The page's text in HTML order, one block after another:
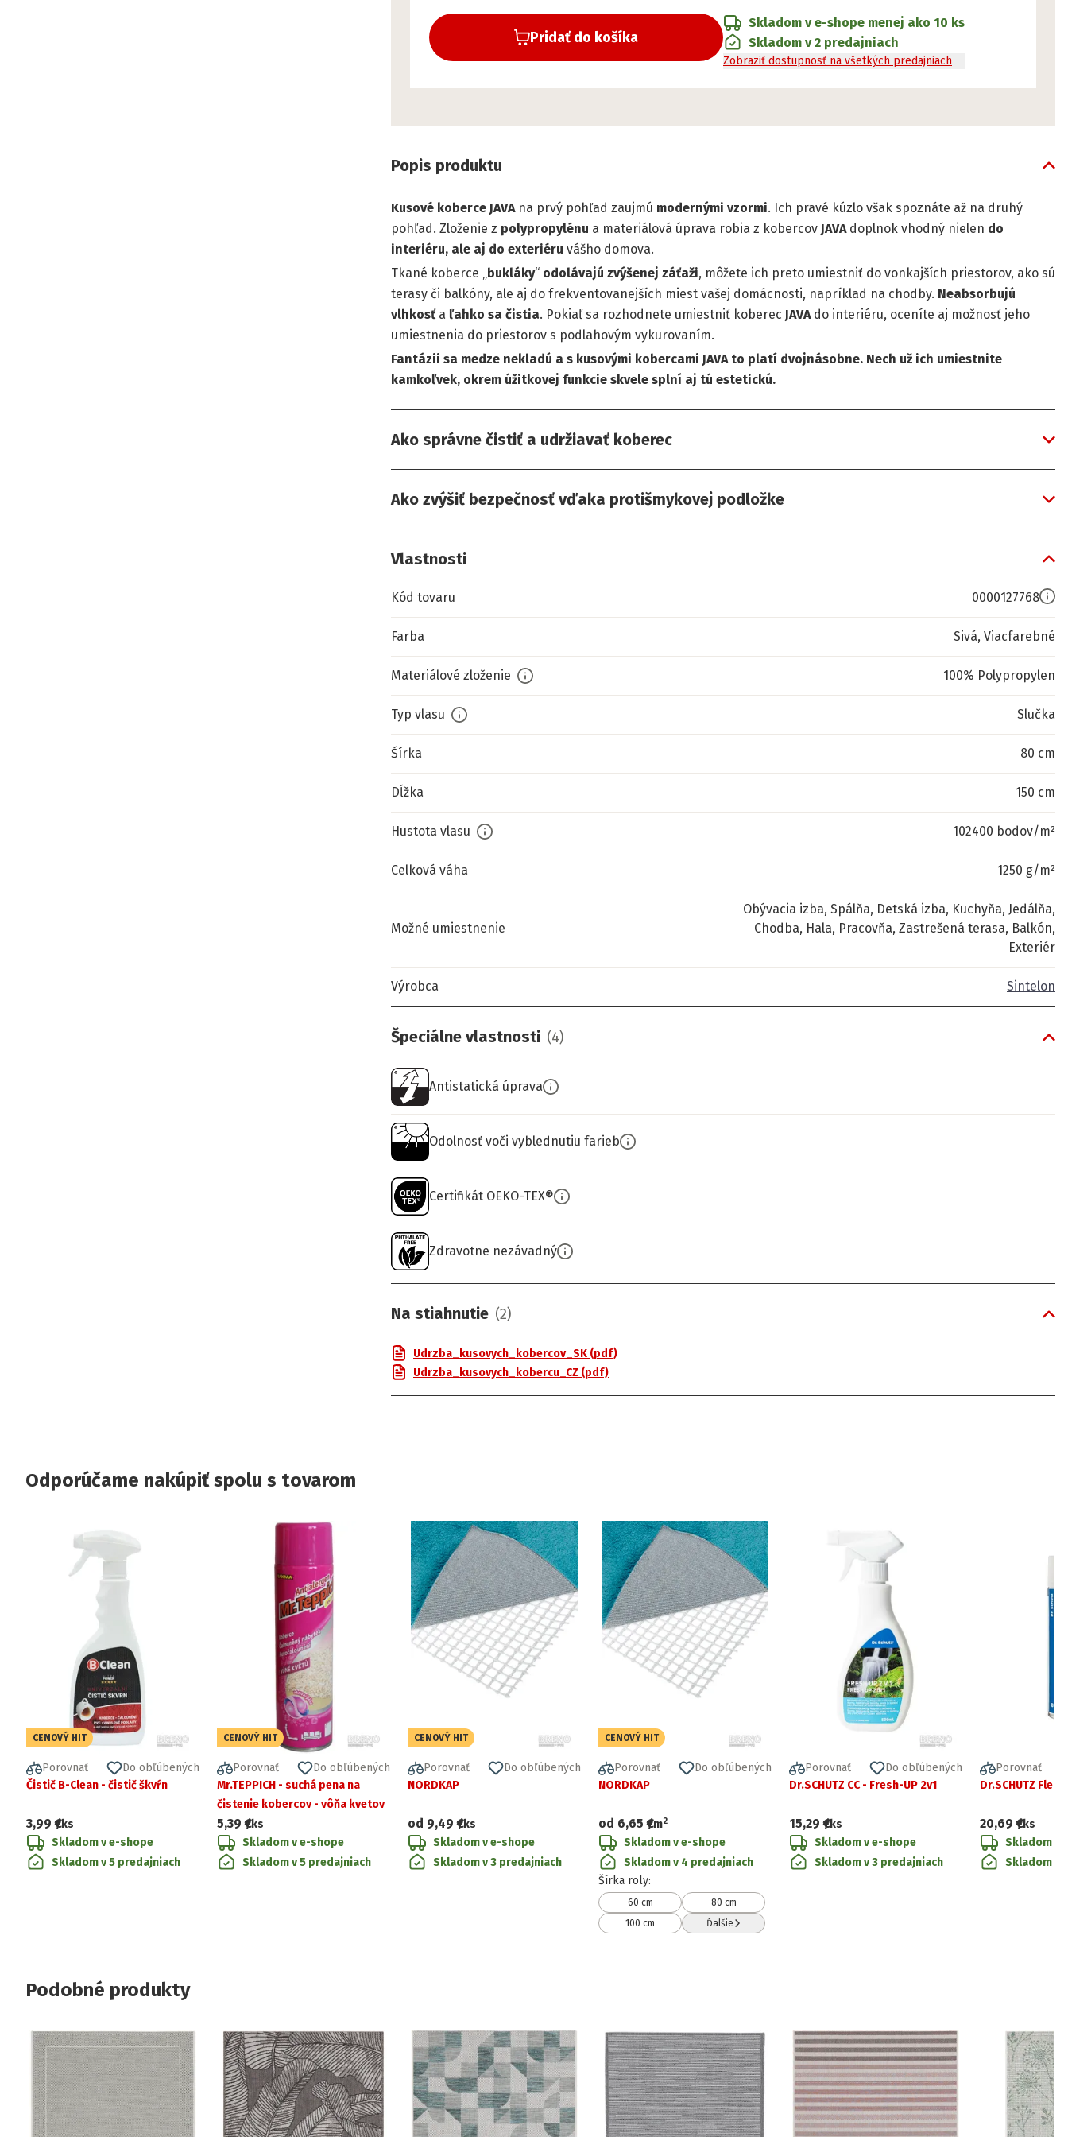
Pridať do košíka
Skladom v e-shope menej ako 10 ks
Skladom v 2 predajniach
Zobraziť dostupnosť na všetkých predajniach
Popis produktu
Kusové koberce JAVAna prvý pohľad zaujmú modernými vzormi. Ich pravé kúzlo však spoznáte až na druhý
pohľad. Zloženie z polypropylénu a materiálová úprava robia z kobercov JAVAdoplnok vhodný nielen do
interiéru, ale aj do exteriéru vášho domova.
Tkané koberce „bukláky“ odolávajú zvýšenej záťaži, môžete ich preto umiestniť do vonkajších priestorov, ako sú
terasy či balkóny, ale aj do frekventovanejších miest vašej domácnosti, napríklad na chodby. Neabsorbujú
vlhkosťa ľahko sa čistia. Pokiaľ sa rozhodnete umiestniť koberec JAVAdo interiéru, oceníte aj možnosť jeho
umiestnenia do priestorov s podlahovým vykurovaním.
Fantázii sa medze nekladú a s kusovými kobercami JAVA to platí dvojnásobne. Nech už ich umiestnite
kamkoľvek, okrem úžitkovej funkcie skvele splní aj tú estetickú.
Ako správne čistiť a udržiavať koberec
Ako zvýšiť bezpečnosť vďaka protišmykovej podložke
Vlastnosti
Kód tovaru 0000127768
Farba Sivá, Viacfarebné
Materiálové zloženie 100% Polypropylen
Typ vlasu Slučka
Šírka 80 cm
Dĺžka 150 cm
Hustota vlasu 102400 bodov/m²
Celková váha 1250 g/m²
Možné umiestnenie
Obývacia izba, Spálňa, Detská izba, Kuchyňa, Jedálňa,
Chodba, Hala, Pracovňa, Zastrešená terasa, Balkón,
Exteriér
Výrobca Sintelon
Špeciálne vlastnosti (4)
Antistatická úprava
Odolnosť voči vyblednutiu farieb
Certifikát OEKO-TEX®
Zdravotne nezávadný
Na stiahnutie (2)
Udrzba_kusovych_kobercov_SK (pdf)
Udrzba_kusovych_kobercu_CZ (pdf)
Odporúčame nakúpiť spolu s tovarom
CENOVÝ HIT
Porovnať
Do obľúbených
Čistič B-Clean - čistič škvŕn
3,99 €/ks
Skladom v e-shope
Skladom v 5 predajniach
CENOVÝ HIT
Porovnať
Do obľúbených
Mr.TEPPICH - suchá pena na
čistenie kobercov - vôňa kvetov
5,39 €/ks
Skladom v e-shope
Skladom v 5 predajniach
CENOVÝ HIT
Porovnať
Do obľúbených
NORDKAP
od 9,49 €/ks
Skladom v e-shope
Skladom v 3 predajniach
CENOVÝ HIT
Porovnať
Do obľúbených
NORDKAP
od 6,65 €
/m2
Skladom v e-shope
Skladom v 4 predajniach
Šírka roly:
60 cm
80 cm
100 cm
Ďalšie
Porovnať
Do obľúbených
Dr.SCHUTZ CC - Fresh-UP 2v1
15,29 €/ks
Skladom v e-shope
Skladom v 3 predajniach
Porovnať
Dr.SCHUTZ
20,69 €/ks
Skladom v
Skladom v
Podobné produkty